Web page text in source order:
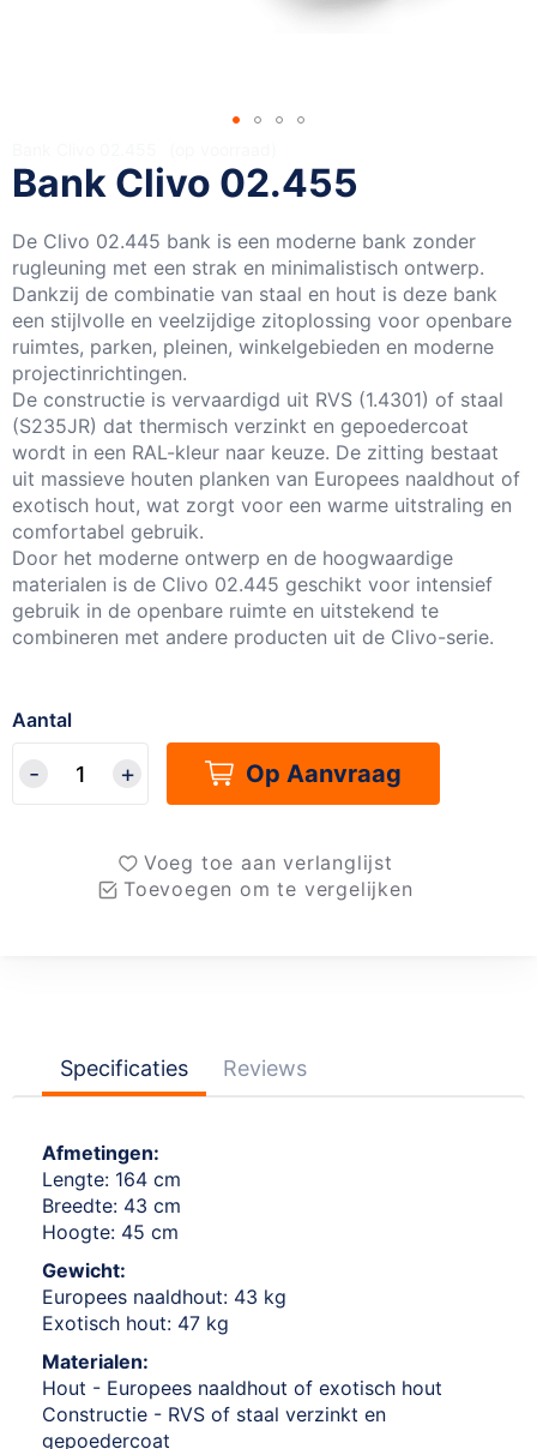
Bank Clivo 02.455
De Clivo 02.445 bank is een moderne bank zonder
rugleuning met een strak en minimalistisch ontwerp.
Dankzij de combinatie van staal en hout is deze bank
een stijlvolle en veelzijdige zitoplossing voor openbare
ruimtes, parken, pleinen, winkelgebieden en moderne
projectinrichtingen.
De constructie is vervaardigd uit RVS (1.4301) of staal
(S235JR) dat thermisch verzinkt en gepoedercoat
wordt in een RAL-kleur naar keuze. De zitting bestaat
uit massieve houten planken van Europees naaldhout of
exotisch hout, wat zorgt voor een warme uitstraling en
comfortabel gebruik.
Door het moderne ontwerp en de hoogwaardige
materialen is de Clivo 02.445 geschikt voor intensief
gebruik in de openbare ruimte en uitstekend te
combineren met andere producten uit de Clivo-serie.
Aantal
Op Aanvraag
Voeg toe aan verlanglijst
Toevoegen om te vergelijken
naar
het
begin
van
de
afbeeldingen-
gallerij
Specificaties Reviews
Afmetingen:
Lengte: 164 cm
Breedte: 43 cm
Hoogte: 45 cm
Gewicht:
Europees naaldhout: 43 kg
Exotisch hout: 47 kg
Materialen:
Hout - Europees naaldhout of exotisch hout
Constructie - RVS of staal verzinkt en
gepoedercoat